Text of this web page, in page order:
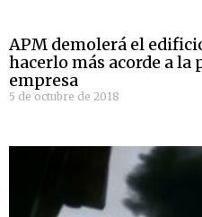
APM demolerá el
hacerlo más acorde a
empresa
5 de octubre de 2018